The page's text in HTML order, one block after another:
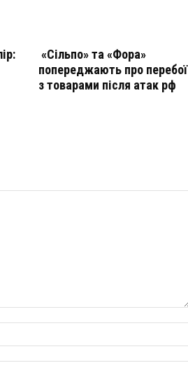
«Сільпо» та «Фора»
попереджають про перебої
з товарами після атак рф